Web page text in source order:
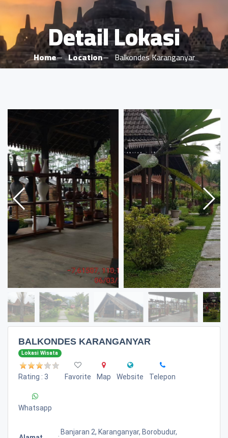
Detail Lokasi
Home Location Balkondes Karanganyar
BALKONDES KARANGANYAR
Lokasi Wisata
Rating : 3 Favorite Map Website Telepon
Whatsapp
Banjaran 2, Karanganyar, Borobudur,